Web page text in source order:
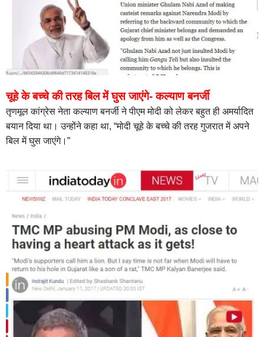
चूहे के बच्चे की तरह बिल में घुस जाएंगे- कल्याण बनर्जी
तृणमूल कांग्रेस नेता कल्याण बनर्जी ने पीएम मोदी को लेकर बहुत ही अमर्यादित
बयान दिया था। उन्होंने कहा था, “मोदी चूहे के बच्चे की तरह गुजरात में अपने
बिल में घुस जाएंगे।”